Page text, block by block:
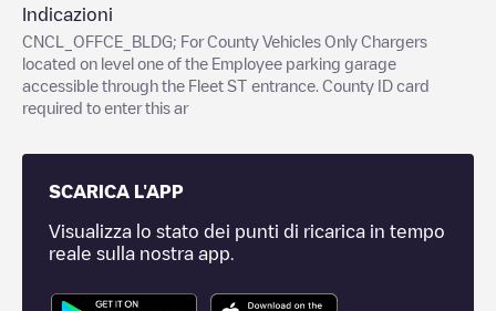
Indicazioni
CNCL_OFFCE_BLDG; For County Vehicles Only Chargers
located on level one of the Employee parking garage
accessible through the Fleet ST entrance. County ID card
required to enter this ar
SCARICA L'APP
Visualizza lo stato dei punti di ricarica in tempo
reale sulla nostra app.